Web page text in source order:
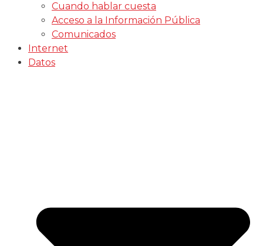
Cuando hablar cuesta
Acceso a la Información Pública
Comunicados
Internet
Datos